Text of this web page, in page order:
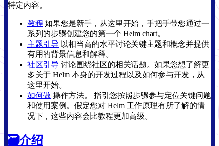
特定内容。
教程 如果您是新手，从这里开始，手把手带您通过一
系列的步骤创建您的第一个 Helm chart。
主题引导 以相当高的水平讨论关键主题和概念并提供
有用的背景信息和解释。
社区引导 讨论围绕社区的相关话题。如果您想了解更
多关于 Helm 本身的开发过程以及如何参与开发，从
这里开始。
如何做 操作方法。 指引您按照步骤参与定位关键问题
和使用案例。假定您对 Helm 工作原理有所了解的情
况下，这些内容会比教程更加高级。
🗃介绍